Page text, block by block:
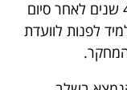
: בדרך-כלל מסלול של 4 שנים לאחר סיום
לפנות לוועדת